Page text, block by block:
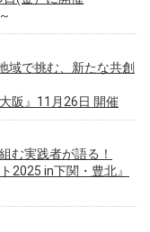
～
域で挑む、新たな共創
阪』11月26日 開催
む実践者が語る！
2025 in下関・豊北』